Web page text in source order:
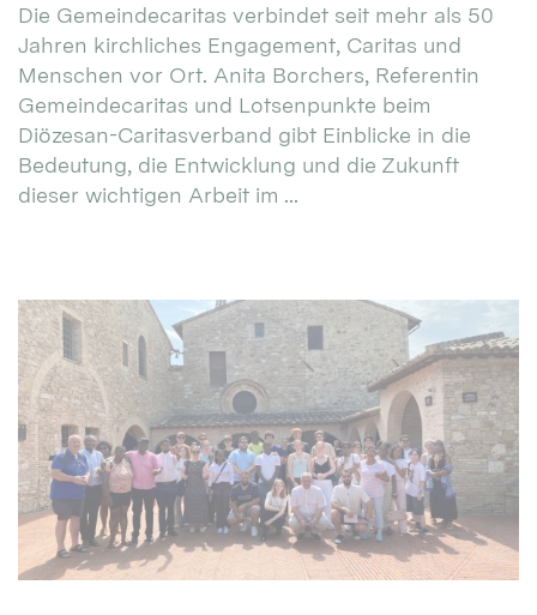
Die Gemeindecaritas verbindet seit mehr als 50
Jahren kirchliches Engagement, Caritas und
Menschen vor Ort. Anita Borchers, Referentin
Gemeindecaritas und Lotsenpunkte beim
Diözesan-Caritasverband gibt Einblicke in die
Bedeutung, die Entwicklung und die Zukunft
dieser wichtigen Arbeit im ...